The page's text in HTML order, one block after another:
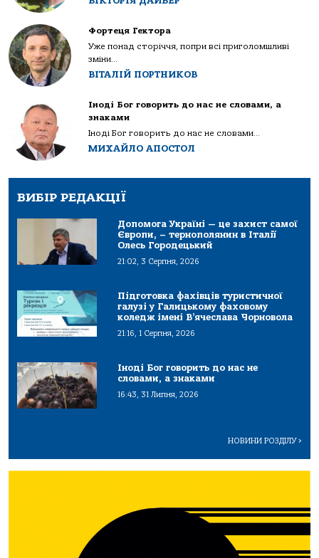
Фортеця Гектора
Уже понад сторіччя, попри всі приголомшливі
зміни...
ВІТАЛІЙ ПОРТНИКОВ
Іноді Бог говорить до нас не словами, а
знаками
Іноді Бог говорить до нас не словами...
МИХАЙЛО АПОСТОЛ
ВИБІР РЕДАКЦІЇ
Допомога Україні — це захист самої
Європи, – тернополянин в Італії
Олесь Городецький
21:02, 3 Серпня, 2026
Підготовка фахівців туристичної
галузі у Галицькому фаховому
коледж імені В’ячеслава Чорновола
21:16, 1 Серпня, 2026
Іноді Бог говорить до нас не
словами, а знаками
16:43, 31 Липня, 2026
НОВИНИ РОЗДІЛУ>